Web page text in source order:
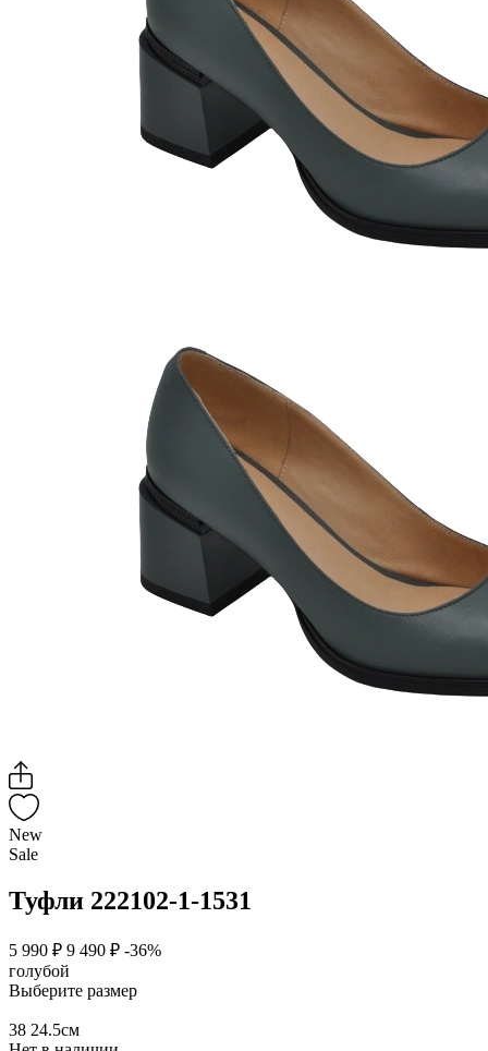
New
Sale
Туфли 222102-1-1531
5 990 ₽ 9 490 ₽ -36%
голубой
Выберите размер
38 24.5см